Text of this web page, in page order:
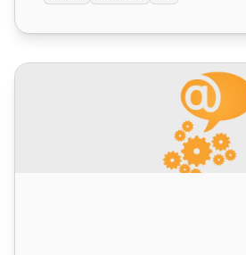
LiveAgent 5.31 – Neues Chat-